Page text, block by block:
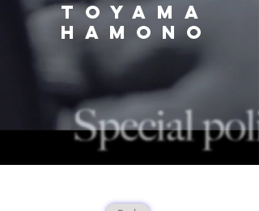
TOYAMA
HAMONO